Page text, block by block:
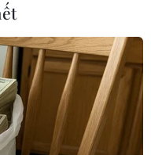
nửa cuối năm;
với khách
nguồn nguyên